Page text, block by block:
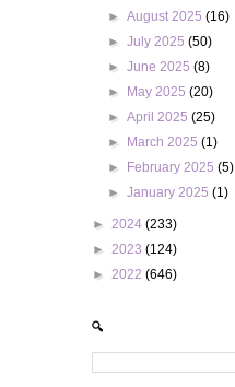
►August 2025(16)
►July 2025(50)
►June 2025(8)
►
May 2025(20)
►April 2025(25)
►
March 2025(1)
►
February 2025(5)
►January 2025(1)
► 2024 (233)
► 2023 (124)
► 2022 (646)
🔍